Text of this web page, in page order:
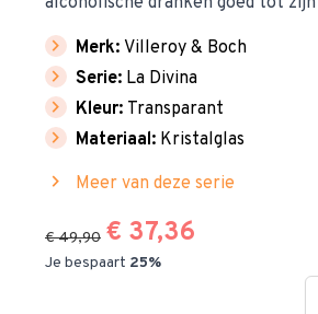
chevron_right Merk: Villeroy & Boch
chevron_right Serie: La Divina
chevron_right Kleur: Transparant
chevron_right Materiaal: Kristalglas
chevron_right Meer van deze serie
€ 49,90 € 37,36
Je bespaart 25%